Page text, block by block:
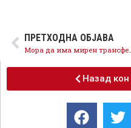
ПРЕТХОДНА ОБЈАВА
Назад